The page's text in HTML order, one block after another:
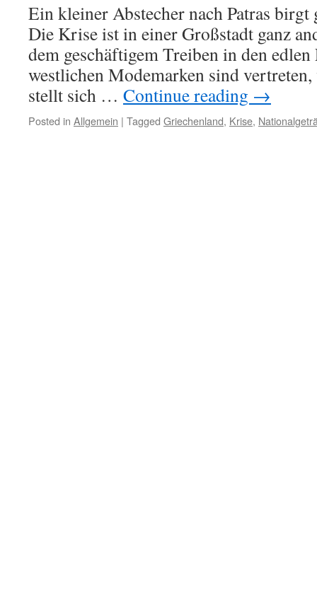
Ein kleiner Abstecher nach Patras birgt
Die Krise ist in einer Großstadt ganz
dem geschäftigem Treiben in den
westlichen Modemarken sind
stellt sich … Continue reading →
Posted in Allgemein | Tagged Griechenland, Krise,